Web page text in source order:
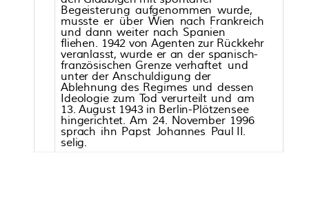
Begeisterung aufgenommen wurde,
musste er über Wien nach Frankreich
und dann weiter nach Spanien
fliehen. 1942 von Agenten zur Rückkehr
veranlasst, wurde er an der spanisch-
französischen Grenze verhaftet und
unter der Anschuldigung der
Ablehnung des Regimes und dessen
Ideologie zum Tod verurteilt und am
13. August 1943 in Berlin-Plötzensee
hingerichtet. Am 24. November 1996
sprach ihn Papst Johannes Paul II.
selig.